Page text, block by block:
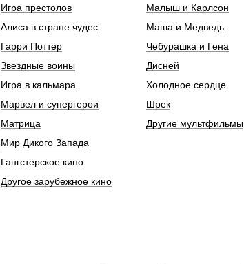
Игра престолов
Алиса в стране чудес
Гарри Поттер
Звездные воины
Игра в кальмара
Марвел и супергерои
Матрица
Мир Дикого Запада
Гангстерское кино
Другое зарубежное кино
Малыш и Карлсон
Маша и Медведь
Чебурашка и Гена
Дисней
Холодное сердце
Шрек
Другие мультфильмы